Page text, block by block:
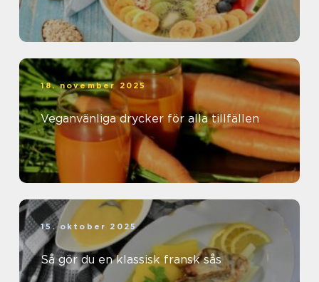
18. november 2025
Veganvänliga drycker för alla tillfällen
15. oktober 2025
Så gör du en klassisk fransk sås